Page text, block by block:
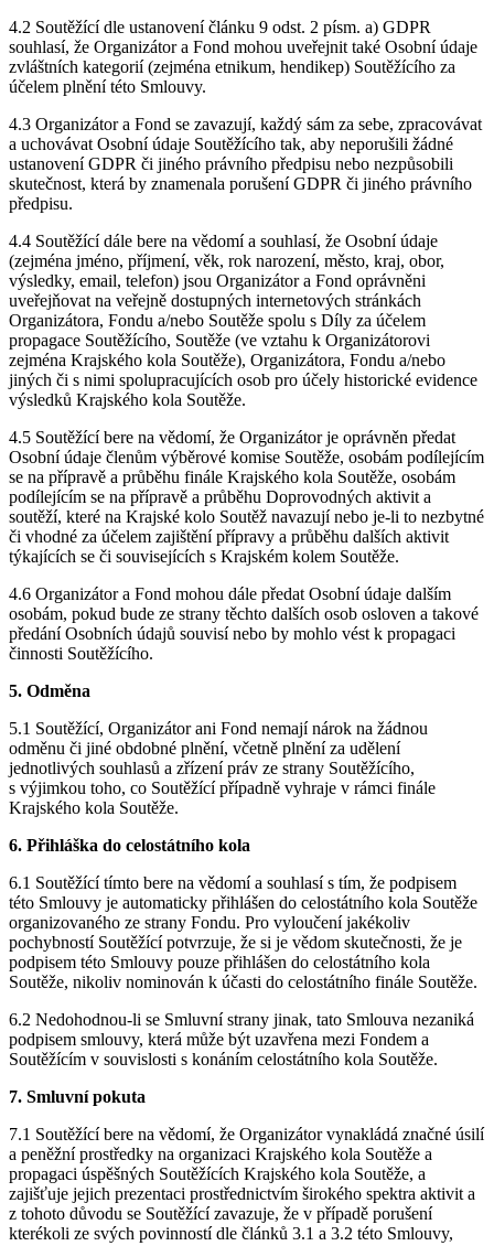
4.2 Soutěžící dle ustanovení článku 9 odst. 2 písm. a) GDPR
souhlasí, že Organizátor a Fond mohou uveřejnit také Osobní údaje
zvláštních kategorií (zejména etnikum, hendikep) Soutěžícího za
účelem plnění této Smlouvy.
4.3 Organizátor a Fond se zavazují, každý sám za sebe, zpracovávat
a uchovávat Osobní údaje Soutěžícího tak, aby neporušili žádné
ustanovení GDPR či jiného právního předpisu nebo nezpůsobili
skutečnost, která by znamenala porušení GDPR či jiného právního
předpisu.
4.4 Soutěžící dále bere na vědomí a souhlasí, že Osobní údaje
(zejména jméno, příjmení, věk, rok narození, město, kraj, obor,
výsledky, email, telefon) jsou Organizátor a Fond oprávněni
uveřejňovat na veřejně dostupných internetových stránkách
Organizátora, Fondu a/nebo Soutěže spolu s Díly za účelem
propagace Soutěžícího, Soutěže (ve vztahu k Organizátorovi
zejména Krajského kola Soutěže), Organizátora, Fondu a/nebo
jiných či s nimi spolupracujících osob pro účely historické evidence
výsledků Krajského kola Soutěže.
4.5 Soutěžící bere na vědomí, že Organizátor je oprávněn předat
Osobní údaje členům výběrové komise Soutěže, osobám podílejícím
se na přípravě a průběhu finále Krajského kola Soutěže, osobám
podílejícím se na přípravě a průběhu Doprovodných aktivit a
soutěží, které na Krajské kolo Soutěž navazují nebo je-li to nezbytné
či vhodné za účelem zajištění přípravy a průběhu dalších aktivit
týkajících se či souvisejících s Krajském kolem Soutěže.
4.6 Organizátor a Fond mohou dále předat Osobní údaje dalším
osobám, pokud bude ze strany těchto dalších osob osloven a takové
předání Osobních údajů souvisí nebo by mohlo vést k propagaci
činnosti Soutěžícího.
5. Odměna
5.1 Soutěžící, Organizátor ani Fond nemají nárok na žádnou
odměnu či jiné obdobné plnění, včetně plnění za udělení
jednotlivých souhlasů a zřízení práv ze strany Soutěžícího,
s výjimkou toho, co Soutěžící případně vyhraje v rámci finále
Krajského kola Soutěže.
6. Přihláška do celostátního kola
6.1 Soutěžící tímto bere na vědomí a souhlasí s tím, že podpisem
této Smlouvy je automaticky přihlášen do celostátního kola Soutěže
organizovaného ze strany Fondu. Pro vyloučení jakékoliv
pochybností Soutěžící potvrzuje, že si je vědom skutečnosti, že je
podpisem této Smlouvy pouze přihlášen do celostátního kola
Soutěže, nikoliv nominován k účasti do celostátního finále Soutěže.
6.2 Nedohodnou-li se Smluvní strany jinak, tato Smlouva nezaniká
podpisem smlouvy, která může být uzavřena mezi Fondem a
Soutěžícím v souvislosti s konáním celostátního kola Soutěže.
7. Smluvní pokuta
7.1 Soutěžící bere na vědomí, že Organizátor vynakládá značné úsilí
a peněžní prostředky na organizaci Krajského kola Soutěže a
propagaci úspěšných Soutěžících Krajského kola Soutěže, a
zajišťuje jejich prezentaci prostřednictvím širokého spektra aktivit a
z tohoto důvodu se Soutěžící zavazuje, že v případě porušení
kterékoli ze svých povinností dle článků 3.1 a 3.2 této Smlouvy,